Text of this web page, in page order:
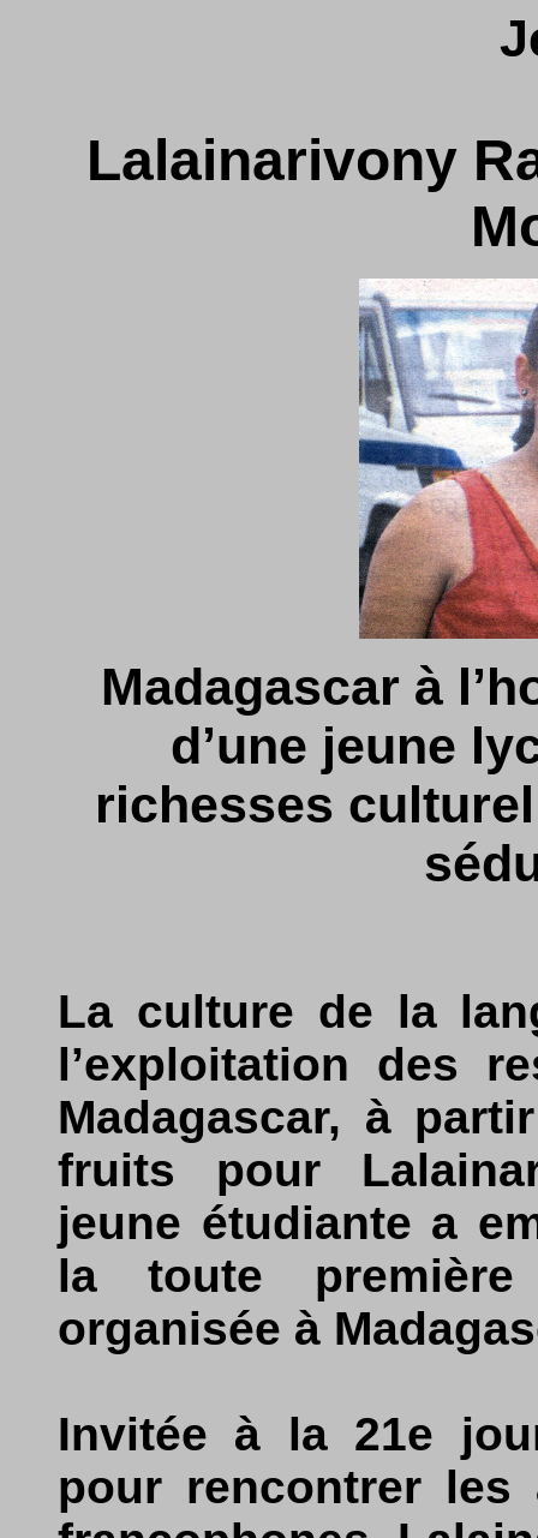
Lalainarivony
Madagascar à
d’une jeune
richesses
La culture de la
l’exploitation des
Madagascar, à
fruits pour
jeune étudiante a
la toute
organisée à
Invitée à la 21e
pour rencontrer les